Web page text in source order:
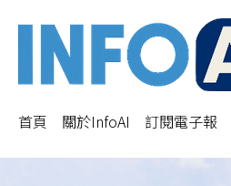
首頁 關於InfoAI 訂閱電子報